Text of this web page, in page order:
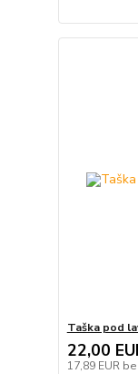
Taška pod
22,00
17,89 EUR